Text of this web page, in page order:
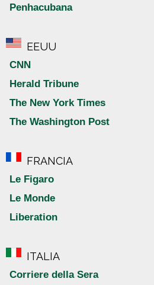
Penhacubana
EEUU
CNN
Herald Tribune
The New York Times
The Washington Post
FRANCIA
Le Figaro
Le Monde
Liberation
ITALIA
Corriere della Sera